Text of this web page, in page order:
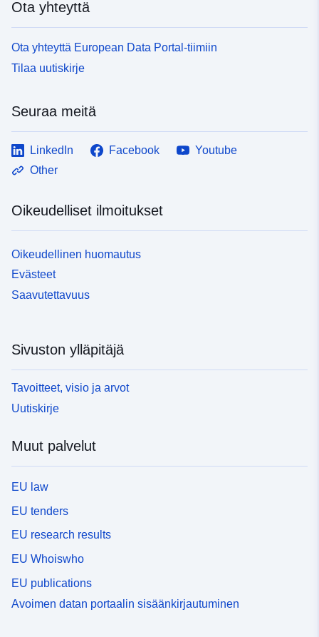
Ota yhteyttä
Ota yhteyttä European Data Portal-tiimiin
Tilaa uutiskirje
Seuraa meitä
LinkedIn Facebook
Youtube
Other
Oikeudelliset ilmoitukset
Oikeudellinen huomautus
Evästeet
Saavutettavuus
Sivuston ylläpitäjä
Tavoitteet, visio ja arvot
Uutiskirje
Muut palvelut
EU law
EU tenders
EU research results
EU Whoiswho
EU publications
Avoimen datan portaalin sisäänkirjautuminen